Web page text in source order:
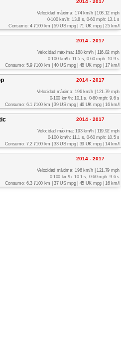
Velocidad máxima: 174 km/h | 108.12 mph
0-100 km/h: 13.8 s, 0-60 mph: 13.1 s
Consumo: 4 l/100 km | 59 US mpg | 71 UK mpg | 25 km/l
2014 - 2017
Velocidad máxima: 188 km/h | 116.82 mph
0-100 km/h: 11.5 s, 0-60 mph: 10.9 s
Consumo: 5.9 l/100 km | 40 US mpg | 48 UK mpg | 17 km/l
2014 - 2017
Velocidad máxima: 196 km/h | 121.79 mph
0-100 km/h: 10.1 s, 0-60 mph: 9.6 s
Consumo: 6.1 l/100 km | 39 US mpg | 46 UK mpg | 16 km/l
2014 - 2017
Velocidad máxima: 193 km/h | 119.92 mph
0-100 km/h: 11.1 s, 0-60 mph: 10.5 s
Consumo: 7.2 l/100 km | 33 US mpg | 39 UK mpg | 14 km/l
2014 - 2017
Velocidad máxima: 196 km/h | 121.79 mph
0-100 km/h: 10.1 s, 0-60 mph: 9.6 s
Consumo: 6.3 l/100 km | 37 US mpg | 45 UK mpg | 16 km/l